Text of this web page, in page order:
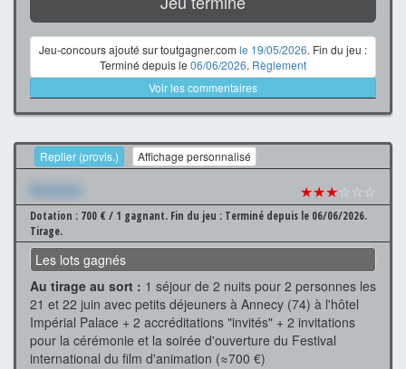
Jeu-concours ajouté sur toutgagner.com le 19/05/2026. Fin du jeu :
Terminé depuis le 06/06/2026. Règlement
Voir les commentaires
Replier (provis.) Affichage personnalisé
Xxxxxxx ★★★☆☆☆
Dotation : 700 € / 1 gagnant. Fin du jeu : Terminé depuis le 06/06/2026.
Tirage.
Les lots gagnés
Au tirage au sort : 1 séjour de 2 nuits pour 2 personnes les
21 et 22 juin avec petits déjeuners à Annecy (74) à l'hôtel
Impérial Palace + 2 accréditations "invités" + 2 invitations
pour la cérémonie et la soirée d'ouverture du Festival
international du film d'animation (≈700 €)